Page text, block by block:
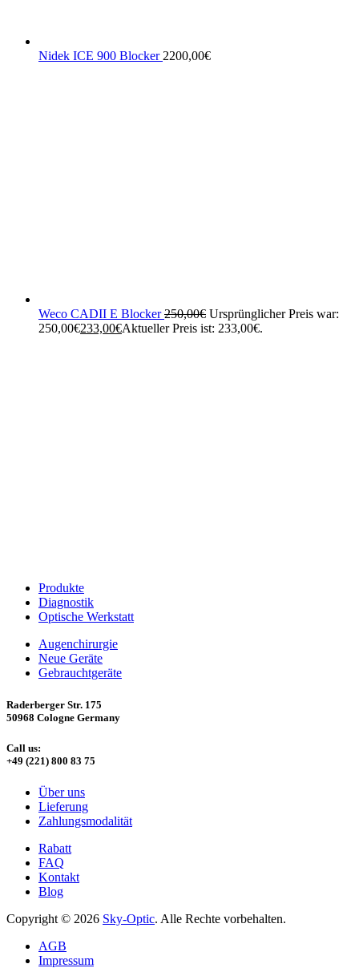
Nidek ICE 900 Blocker 2200,00€
Weco CADII E Blocker 250,00€ Ursprünglicher Preis war:
250,00€233,00€Aktueller Preis ist: 233,00€.
Produkte
Diagnostik
Optische Werkstatt
Augenchirurgie
Neue Geräte
Gebrauchtgeräte
Raderberger Str. 175
50968 Cologne Germany
Call us:
+49 (221) 800 83 75
Über uns
Lieferung
Zahlungsmodalität
Rabatt
FAQ
Kontakt
Blog
Copyright © 2026 Sky-Optic. Alle Rechte vorbehalten.
AGB
Impressum